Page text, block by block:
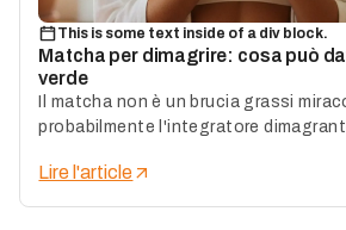
This is some text inside of a div block.
Matcha per dimagrire: cosa può
verde
Il matcha non è un brucia grassi
probabilmente l'integratore
scegliere il grado e il dosaggio giusti.
Lire l'article